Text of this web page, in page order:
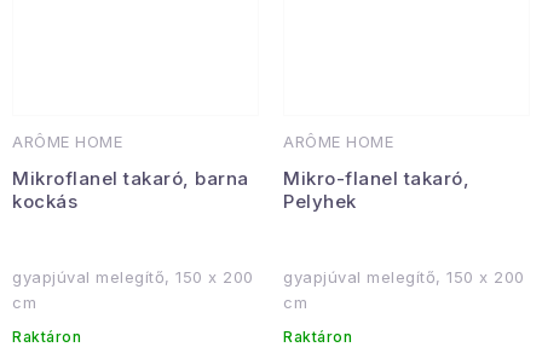
ARÔME HOME
Mikroflanel takaró, barna
kockás
gyapjúval melegítő, 150 x 200
cm
Raktáron
ARÔME HOME
Mikro-flanel takaró,
Pelyhek
gyapjúval melegítő, 150 x 200
cm
Raktáron